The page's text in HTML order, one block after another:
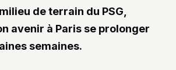
de terrain du PSG,
avenir à Paris se prolonger
semaines.